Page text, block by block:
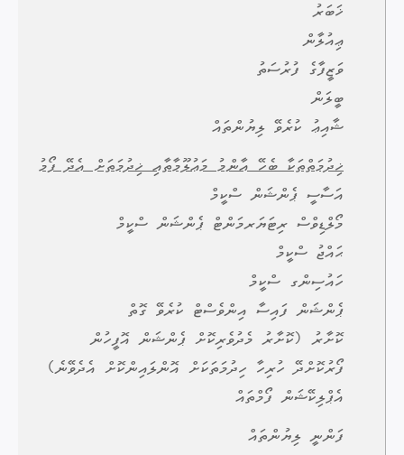
ޚަބަރު
ޢިއުލާން
ވަޒީފާގެ ފުރުސަތު
ބީލަން
ޝާއިޢު ކުރެވޭ ލިޔުންތައް
ޚިދުމަތްތަކާ ބެހޭ އާންމު މަޢުލޫމާތާއި ޚިދުމަތަށް އެދޭ ފޯމު
އަސާސީ ޕެންޝަން ސްކީމް
މޯލްޑިވްސް ރިޓަޔަރމަންޓް ޕެންޝަން ސްކީމް
ޙައްޖު ސްކީމް
ހައުސިންގ ސްކީމް
ޕެންޝަން ފައިސާ އިންވެސްޓް ކުރެވޭ ގޮތް
ކޮށާރު (ކޮށާރު މެދުވެރިކޮށް ޕެންޝަން އޮފީހުން
ފޯރުކޮށްދޭ ހުރިހާ ހިދުމަތަކަށް އޮންލައިންކޮށް އެދެވޭނެ)
އެޕްލިކޭޝަން ފޯމްތައް
ފަންނީ ލިޔުންތައް